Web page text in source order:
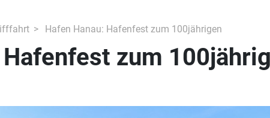
Hafen Hanau: Hafenfest zum 100jährigen
Hafenfest zum